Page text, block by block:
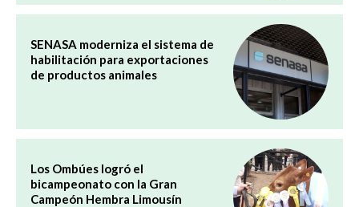
SENASA moderniza el sistema de
habilitación para exportaciones
de productos animales
Los Ombúes logró el
bicampeonato con la Gran
Campeón Hembra Limousín